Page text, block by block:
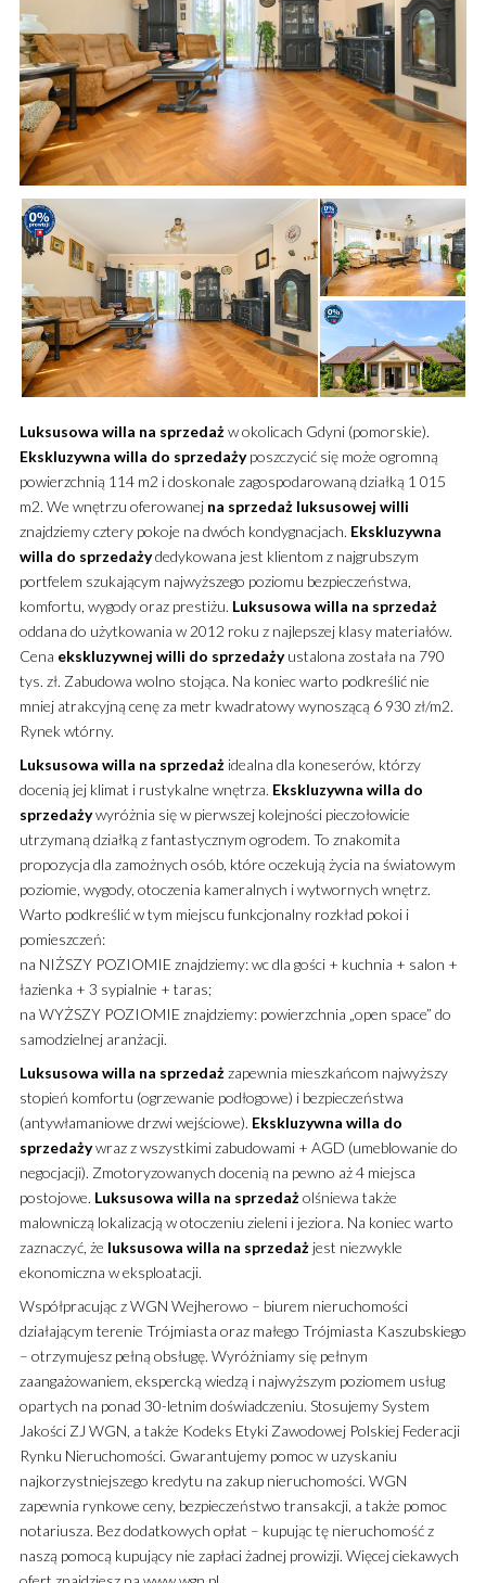
Luksusowa willa na sprzedażw okolicach Gdyni (pomorskie).
Ekskluzywna willa do sprzedażyposzczycić się może ogromną
powierzchnią 114 m2 i doskonale zagospodarowaną działką 1 015
m2. We wnętrzu oferowanej na sprzedaż luksusowej willi
znajdziemy cztery pokoje na dwóch kondygnacjach. Ekskluzywna
willa do sprzedażydedykowana jest klientom z najgrubszym
portfelem szukającym najwyższego poziomu bezpieczeństwa,
komfortu, wygody oraz prestiżu. Luksusowa willa na sprzedaż
oddana do użytkowania w 2012 roku z najlepszej klasy materiałów.
Cena ekskluzywnej willi do sprzedażyustalona została na 790
tys. zł. Zabudowa wolno stojąca. Na koniec warto podkreślić nie
mniej atrakcyjną cenę za metr kwadratowy wynoszącą 6 930 zł/m2.
Rynek wtórny.
Luksusowa willa na sprzedażidealna dla koneserów, którzy
docenią jej klimat i rustykalne wnętrza. Ekskluzywna willa do
sprzedażywyróżnia się w pierwszej kolejności pieczołowicie
utrzymaną działką z fantastycznym ogrodem. To znakomita
propozycja dla zamożnych osób, które oczekują życia na światowym
poziomie, wygody, otoczenia kameralnych i wytwornych wnętrz.
Warto podkreślić w tym miejscu funkcjonalny rozkład pokoi i
pomieszczeń:
na NIŻSZY POZIOMIE znajdziemy: wc dla gości + kuchnia + salon +
łazienka + 3 sypialnie + taras;
na WYŻSZY POZIOMIE znajdziemy: powierzchnia „open space” do
samodzielnej aranżacji.
Luksusowa willa na sprzedażzapewnia mieszkańcom najwyższy
stopień komfortu (ogrzewanie podłogowe) i bezpieczeństwa
(antywłamaniowe drzwi wejściowe). Ekskluzywna willa do
sprzedażywraz z wszystkimi zabudowami + AGD (umeblowanie do
negocjacji). Zmotoryzowanych docenią na pewno aż 4 miejsca
postojowe. Luksusowa willa na sprzedażolśniewa także
malowniczą lokalizacją w otoczeniu zieleni i jeziora. Na koniec warto
zaznaczyć, że luksusowa willa na sprzedażjest niezwykle
ekonomiczna w eksploatacji.
Współpracując z WGN Wejherowo – biurem nieruchomości
działającym terenie Trójmiasta oraz małego Trójmiasta Kaszubskiego
– otrzymujesz pełną obsługę. Wyróżniamy się pełnym
zaangażowaniem, ekspercką wiedzą i najwyższym poziomem usług
opartych na ponad 30-letnim doświadczeniu. Stosujemy System
Jakości ZJ WGN, a także Kodeks Etyki Zawodowej Polskiej Federacji
Rynku Nieruchomości. Gwarantujemy pomoc w uzyskaniu
najkorzystniejszego kredytu na zakup nieruchomości. WGN
zapewnia rynkowe ceny, bezpieczeństwo transakcji, a także pomoc
notariusza. Bez dodatkowych opłat – kupując tę nieruchomość z
naszą pomocą kupujący nie zapłaci żadnej prowizji. Więcej ciekawych